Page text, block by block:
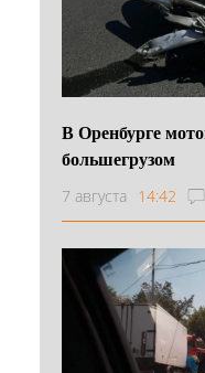
В Оренбурге
большегрузом
7 августа 14:42